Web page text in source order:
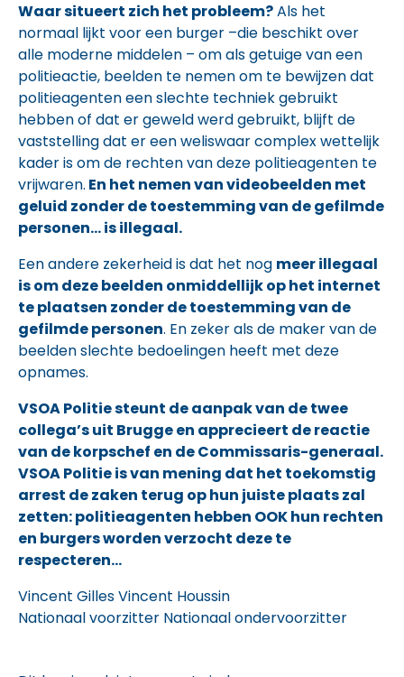
Waar situeert zich het probleem?Als het
normaal lijkt voor een burger –die beschikt over
alle moderne middelen – om als getuige van een
politieactie, beelden te nemen om te bewijzen dat
politieagenten een slechte techniek gebruikt
hebben of dat er geweld werd gebruikt, blijft de
vaststelling dat er een weliswaar complex wettelijk
kader is om de rechten van deze politieagenten te
vrijwaren. En het nemen van videobeelden met
geluid zonder de toestemming van de gefilmde
personen… is illegaal.
Een andere zekerheid is dat het nog meer illegaal
is om deze beelden onmiddellijk op het internet
te plaatsen zonder de toestemming van de
gefilmde personen. En zeker als de maker van de
beelden slechte bedoelingen heeft met deze
opnames.
VSOA Politie steunt de aanpak van de twee
collega’s uit Brugge en apprecieert de reactie
van de korpschef en de Commissaris-generaal.
VSOA Politie is van mening dat het toekomstig
arrest de zaken terug op hun juiste plaats zal
zetten: politieagenten hebben OOK hun rechten
en burgers worden verzocht deze te
respecteren…
Vincent Gilles Vincent Houssin
Nationaal voorzitter Nationaal ondervoorzitter